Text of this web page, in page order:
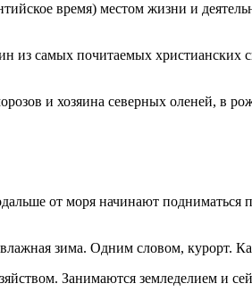
время) местом жизни и
из самых почитаемых
и хозяина северных оленей, в
от моря начинают
зима. Одним словом, курорт.
Занимаются земледелием и